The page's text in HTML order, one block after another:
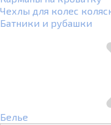
Чехлы для колес
Батники и рубашки
Белье